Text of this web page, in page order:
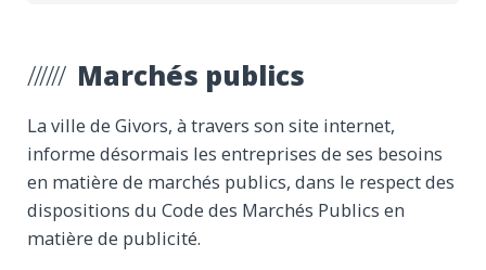
Marchés publics
La ville de Givors, à travers son site internet,
informe désormais les entreprises de ses besoins
en matière de marchés publics, dans le respect des
dispositions du Code des Marchés Publics en
matière de publicité.